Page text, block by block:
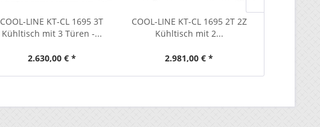
COOL-LINE KT-CL 1695 3T
Kühltisch mit 3 Türen -...
2.630,00 € *
COOL-LINE KT-CL 1695 2T 2Z
Kühltisch mit 2...
2.981,00 € *